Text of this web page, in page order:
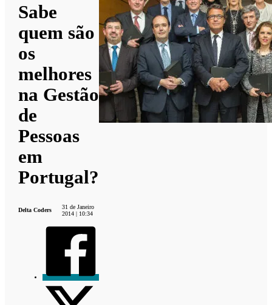
Sabe
quem são
os
melhores
na Gestão
de
Pessoas
em
Portugal?
Delta Coders
31 de Janeiro
2014 | 10:34